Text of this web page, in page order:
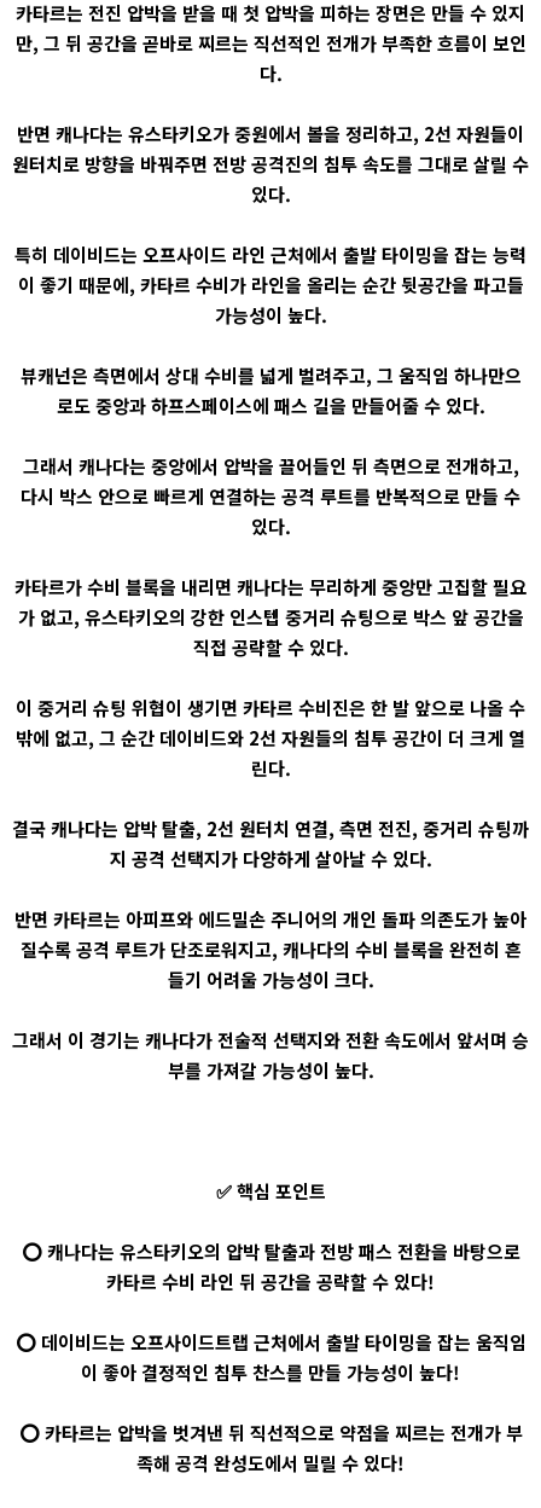
카타르는 전진 압박을 받을 때 첫 압박을 피하는 장면은 만들 수 있지
만, 그 뒤 공간을 곧바로 찌르는 직선적인 전개가 부족한 흐름이 보인
다.
반면 캐나다는 유스타키오가 중원에서 볼을 정리하고, 2선 자원들이
원터치로 방향을 바꿔주면 전방 공격진의 침투 속도를 그대로 살릴 수
있다.
특히 데이비드는 오프사이드 라인 근처에서 출발 타이밍을 잡는 능력
이 좋기 때문에, 카타르 수비가 라인을 올리는 순간 뒷공간을 파고들
가능성이 높다.
뷰캐넌은 측면에서 상대 수비를 넓게 벌려주고, 그 움직임 하나만으
로도 중앙과 하프스페이스에 패스 길을 만들어줄 수 있다.
그래서 캐나다는 중앙에서 압박을 끌어들인 뒤 측면으로 전개하고,
다시 박스 안으로 빠르게 연결하는 공격 루트를 반복적으로 만들 수
있다.
카타르가 수비 블록을 내리면 캐나다는 무리하게 중앙만 고집할 필요
가 없고, 유스타키오의 강한 인스텝 중거리 슈팅으로 박스 앞 공간을
직접 공략할 수 있다.
이 중거리 슈팅 위협이 생기면 카타르 수비진은 한 발 앞으로 나올 수
밖에 없고, 그 순간 데이비드와 2선 자원들의 침투 공간이 더 크게 열
린다.
결국 캐나다는 압박 탈출, 2선 원터치 연결, 측면 전진, 중거리 슈팅까
지 공격 선택지가 다양하게 살아날 수 있다.
반면 카타르는 아피프와 에드밀손 주니어의 개인 돌파 의존도가 높아
질수록 공격 루트가 단조로워지고, 캐나다의 수비 블록을 완전히 흔
들기 어려울 가능성이 크다.
그래서 이 경기는 캐나다가 전술적 선택지와 전환 속도에서 앞서며 승
부를 가져갈 가능성이 높다.
✅ 핵심 포인트
⭕ 캐나다는 유스타키오의 압박 탈출과 전방 패스 전환을 바탕으로
카타르 수비 라인 뒤 공간을 공략할 수 있다!
⭕ 데이비드는 오프사이드트랩 근처에서 출발 타이밍을 잡는 움직임
이 좋아 결정적인 침투 찬스를 만들 가능성이 높다!
⭕ 카타르는 압박을 벗겨낸 뒤 직선적으로 약점을 찌르는 전개가 부
족해 공격 완성도에서 밀릴 수 있다!